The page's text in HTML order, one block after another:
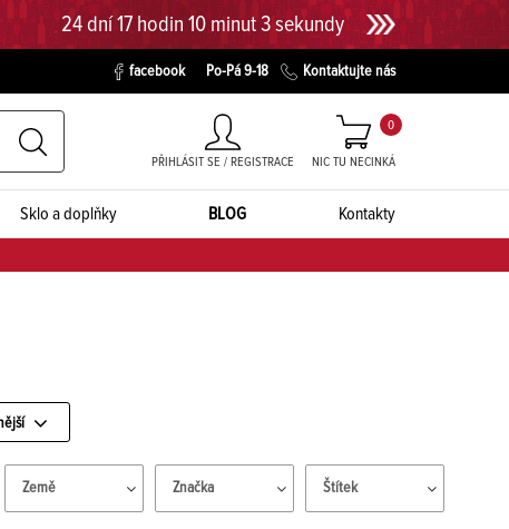
24 dní 17 hodin 10 minut 2 sekundy
facebook Po-Pá 9-18 Kontaktujte nás
PŘIHLÁSIT SE / REGISTRACE NIC TU NECINKÁ
0
Sklo a doplňky BLOG Kontakty
Země Značka Štítek